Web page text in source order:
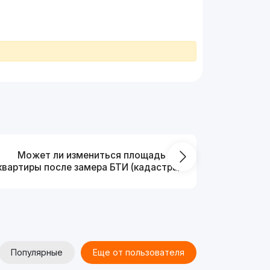
Может ли измениться площадь
после замера БТИ (кадастра)?
Популярные Еще от пользователя